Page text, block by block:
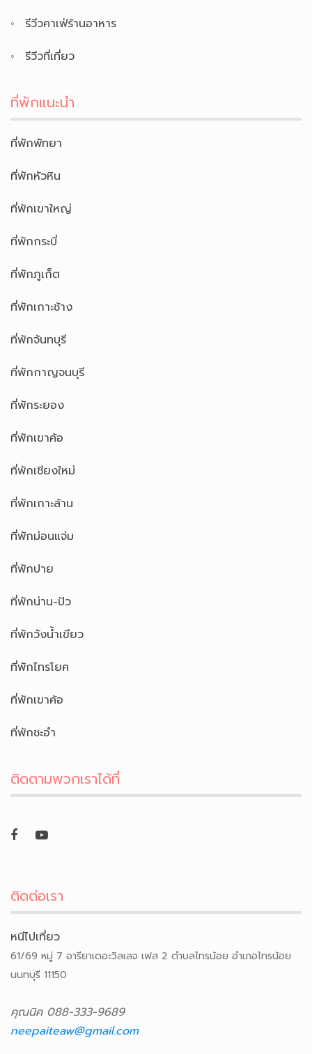
รีวีวคาเฟ่ร้านอาหาร
รีวีวที่เที่ยว
ที่พักแนะนำ
ที่พักพัทยา
ที่พักหัวหิน
ที่พักเขาใหญ่
ที่พักกระบี่
ที่พักภูเก็ต
ที่พักเกาะช้าง
ที่พักจันทบุรี
ที่พักกาญจนบุรี
ที่พักระยอง
ที่พักเขาค้อ
ที่พักเชียงใหม่
ที่พักเกาะล้าน
ที่พักม่อนแจ่ม
ที่พักปาย
ที่พักน่าน-ปัว
ที่พักวังน้ำเขียว
ที่พักไทรโยค
ที่พักเขาค้อ
ที่พักชะอำ
ติดตามพวกเราได้ที่
ติดต่อเรา
หนีไปเที่ยว
61/69 หมู่ 7 อารียาเดอะวิลเลจ เฟส 2 ตำบลไทรน้อย อำเภอไทรน้อย
นนทบุรี 11150
คุณนิค 088-333-9689
neepaiteaw@gmail.com